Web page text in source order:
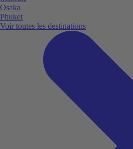
Osaka
Phuket
Voir toutes les destinations